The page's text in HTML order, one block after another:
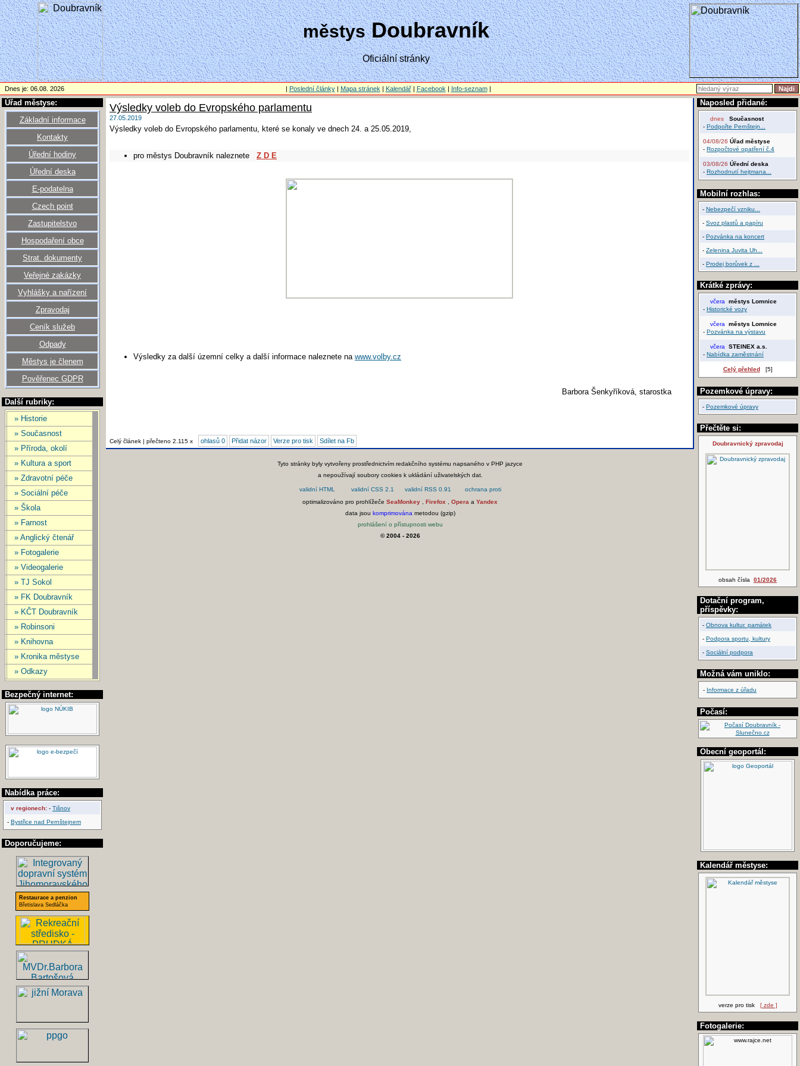
městysDoubravník
Oficiální stránky
Dnes je: 06.08. 2026 | Poslední články| Mapa stránek | Kalendář| Facebook | Info-seznam|
Úřad městyse:
Základní informace
Kontakty
Úřední hodiny
Úřední deska
E-podatelna
Czech point
Zastupitelstvo
Hospodaření obce
Strat. dokumenty
Veřejné zakázky
Vyhlášky a nařízení
Zpravodaj
Ceník služeb
Odpady
Městys je členem
Pověřenec GDPR
Další rubriky:
» Historie
» Současnost
» Příroda, okolí
» Kultura a sport
» Zdravotní péče
» Sociální péče
» Škola
» Farnost
» Anglický čtenář
» Fotogalerie
» Videogalerie
» TJ Sokol
» FK Doubravník
» KČT Doubravník
» Robinsoni
» Knihovna
» Kronika městyse
» Odkazy
Bezpečný internet:
Nabídka práce:
v regionech: - Tišnov
- Bystřice nad Pernštejnem
Doporučujeme:
Restaurace a penzion
Břetislava Sedláčka
Naposled přidané:
dnes Současnost
- Podpořte Pernštejn...
04/08/26 Úřad městyse
- Rozpočtové opatření č.4
03/08/26 Úřední deska
- Rozhodnutí hejtmana...
Mobilní rozhlas:
- Nebezpečí vzniku...
- Svoz plastů a papíru
- Pozvánka na koncert
- Zelenina Juvita Uh...
- Prodej borůvek z ...
Krátké zprávy:
včera městys Lomnice
- Historické vozy
včera městys Lomnice
- Pozvánka na výstavu
včera STEINEX a.s.
- Nabídka zaměstnání
Celý přehled[5]
Pozemkové úpravy:
- Pozemkové úpravy
Přečtěte si:
Doubravnický zpravodaj
obsah čísla 01/2026
Dotační program,
příspěvky:
- Obnova kultur. památek
- Podpora sportu, kultury
- Sociální podpora
Možná vám uniklo:
- Informace z úřadu
Počasí:
Obecní geoportál:
Kalendář městyse:
verze pro tisk [ zde ]
Fotogalerie:
Výsledky voleb do Evropského parlamentu
27.05.2019
Výsledky voleb do Evropského parlamentu, které se konaly ve dnech 24. a 25.05.2019,
pro městys Doubravník naleznete Z D E
Výsledky za další územní celky a další informace naleznete na www.volby.cz
Barbora Šenkyříková, starostka
Celý článek | přečteno 2.115 x ohlasů 0 Přidat názor Verze pro tisk Sdílet na Fb
Tyto stránky byly vytvořeny prostřednictvím redakčního systému napsaného v PHP jazyce
a nepoužívají soubory cookies k ukládání uživatelských dat.
optimalizováno pro prohlížeče SeaMonkey Firefox Opera a Yandex
data jsou komprimována metodou (gzip)
prohlášení o přístupnosti webu
© 2004 - 2026